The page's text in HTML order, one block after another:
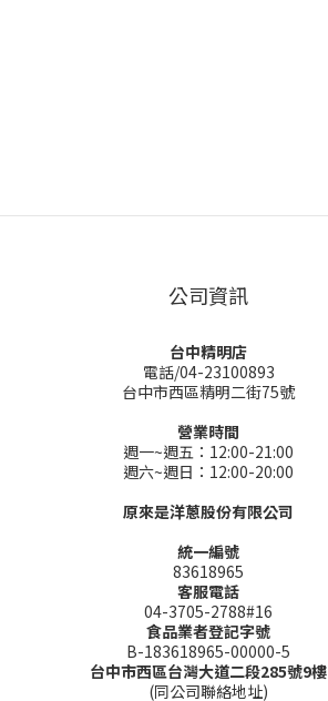
公司資訊
台中精明店
電話/04-23100893
台中市西區精明二街75號
營業時間
週一~週五：12:00-21:00
週六~週日：12:00-20:00
原來是洋蔥股份有限公司
統一編號
83618965
客服電話
04-3705-2788#16
食品業者登記字號
B-183618965-00000-5
台中市西區台灣大道二段285號9樓
(同公司聯絡地址)